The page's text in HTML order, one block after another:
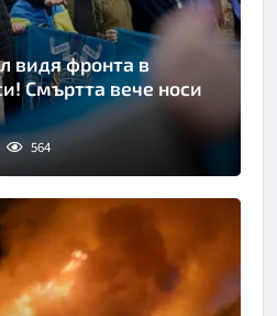
видя фронта в
Смъртта вече носи
564